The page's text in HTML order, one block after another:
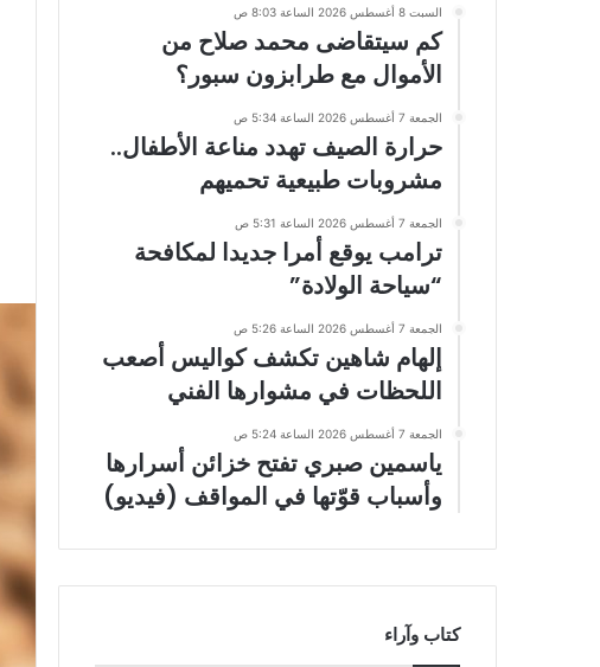
السبت 8 أغسطس 2026 الساعة 8:03 ص
كم سيتقاضى محمد صلاح من
الأموال مع طرابزون سبور؟
الجمعة 7 أغسطس 2026 الساعة 5:34 ص
حرارة الصيف تهدد مناعة الأطفال..
مشروبات طبيعية تحميهم
الجمعة 7 أغسطس 2026 الساعة 5:31 ص
ترامب يوقع أمرا جديدا لمكافحة
“سياحة الولادة”
الجمعة 7 أغسطس 2026 الساعة 5:26 ص
إلهام شاهين تكشف كواليس أصعب
اللحظات في مشوارها الفني
الجمعة 7 أغسطس 2026 الساعة 5:24 ص
ياسمين صبري تفتح خزائن أسرارها
وأسباب قوّتها في المواقف (فيديو)
كتاب وآراء